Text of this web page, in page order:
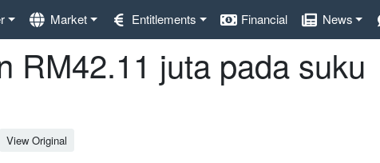
Market Entitlements Financial News
RM42.11 juta pada suku
View Original